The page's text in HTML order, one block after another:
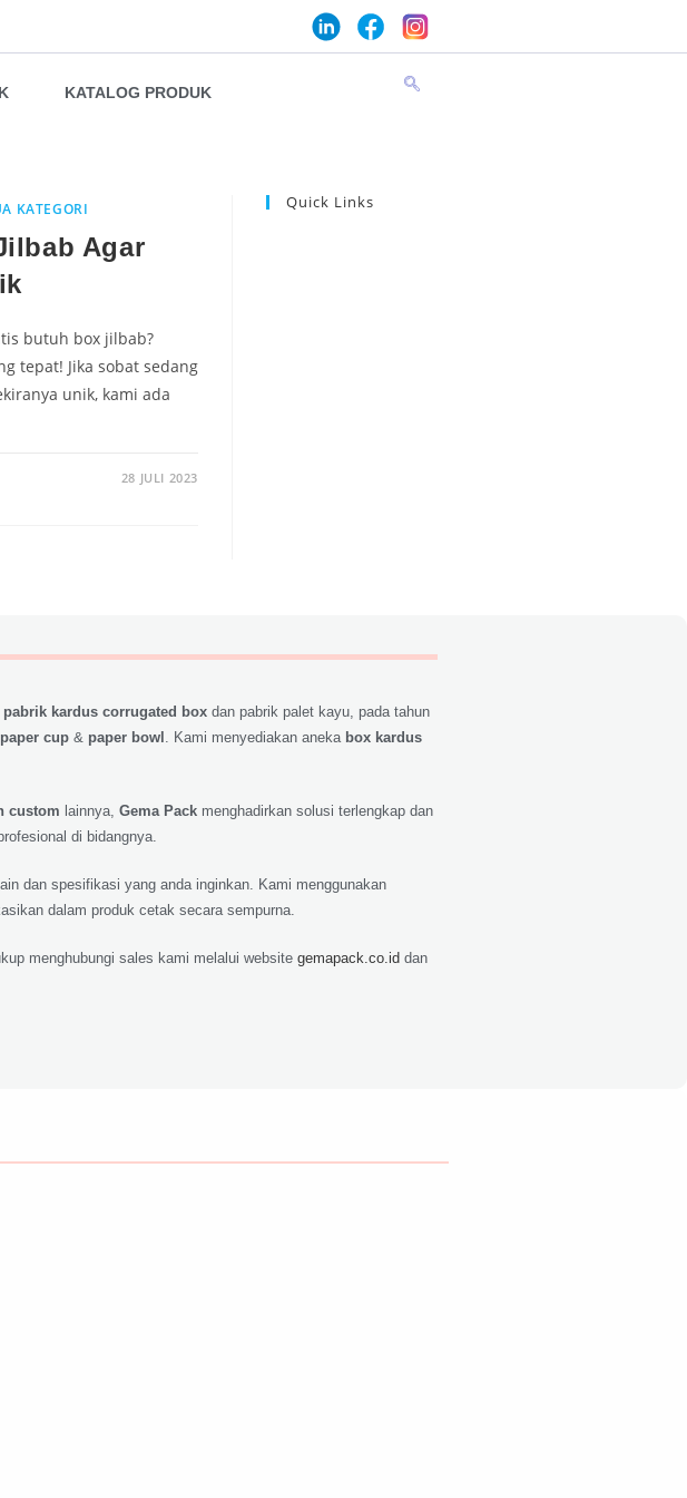
KATALOG PRODUK
KATEGORI
Agar
butuh box jilbab?
tepat! Jika sobat sedang
unik, kami ada
28 JULI 2023
Quick Links
pabrik kardus corrugated box dan pabrik palet kayu, pada tahun
paper cup & paper bowl . Kami menyediakan aneka box kardus
custom lainnya, Gema Pack menghadirkan solusi terlengkap dan
di bidangnya.
dan spesifikasi yang anda inginkan. Kami menggunakan
dalam produk cetak secara sempurna.
menghubungi sales kami melalui website gemapack.co.id dan